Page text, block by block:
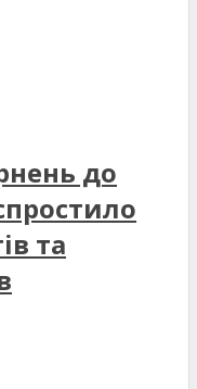
до
та